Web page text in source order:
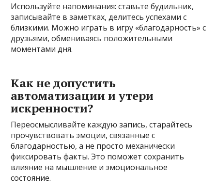
Используйте напоминания: ставьте будильник,
записывайте в заметках, делитесь успехами с
близкими. Можно играть в игру «благодарность» с
друзьями, обмениваясь положительными
моментами дня.
Как не допустить
автоматизации и утери
искренности?
Переосмысливайте каждую запись, старайтесь
прочувствовать эмоции, связанные с
благодарностью, а не просто механически
фиксировать факты. Это поможет сохранить
влияние на мышление и эмоциональное
состояние.